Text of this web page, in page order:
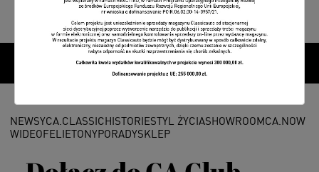
NEWSYCA.CLASSICHISTORIESTYL ŻYCIASHOWROOMCA.NOW
WIDEOFELIETONYPORADYSKLEP